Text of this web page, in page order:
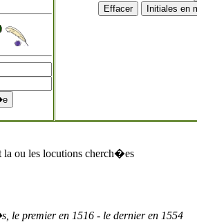
ou les locutions cherch�es
le premier en 1516 - le dernier en 1554